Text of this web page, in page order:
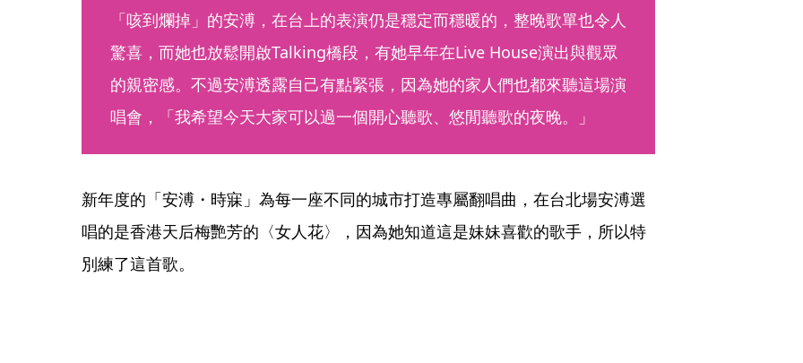
「咳到爛掉」的安溥，在台上的表演仍是穩定而穩暖的，整晚歌單也令人
驚喜，而她也放鬆開啟Talking橋段，有她早年在Live House演出與觀眾
的親密感。不過安溥透露自己有點緊張，因為她的家人們也都來聽這場演
唱會，「我希望今天大家可以過一個開心聽歌、悠閒聽歌的夜晚。」
新年度的「安溥・時寐」為每一座不同的城市打造專屬翻唱曲，在台北場安溥選
唱的是香港天后梅艷芳的〈女人花〉，因為她知道這是妹妹喜歡的歌手，所以特
別練了這首歌。